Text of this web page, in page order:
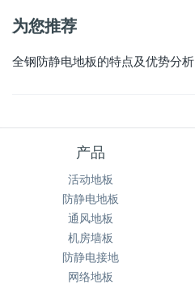
为您推荐
全钢防静电地板的特点及优势分析
产品
活动地板
防静电地板
通风地板
机房墙板
防静电接地
网络地板